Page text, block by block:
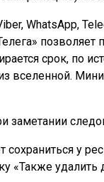
WhatsApp,
позволяет
срок, по
вселенной.
заметании
у
«Также удалить